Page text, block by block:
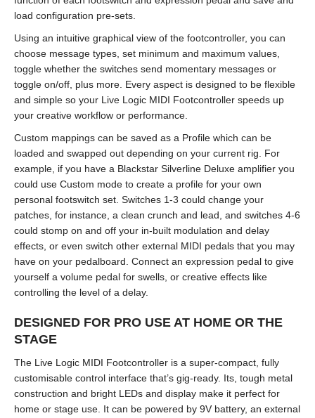
load configuration pre-sets.
Using an intuitive graphical view of the footcontroller, you can
choose message types, set minimum and maximum values,
toggle whether the switches send momentary messages or
toggle on/off, plus more. Every aspect is designed to be flexible
and simple so your Live Logic MIDI Footcontroller speeds up
your creative workflow or performance.
Custom mappings can be saved as a Profile which can be
loaded and swapped out depending on your current rig. For
example, if you have a Blackstar Silverline Deluxe amplifier you
could use Custom mode to create a profile for your own
personal footswitch set. Switches 1-3 could change your
patches, for instance, a clean crunch and lead, and switches 4-6
could stomp on and off your in-built modulation and delay
effects, or even switch other external MIDI pedals that you may
have on your pedalboard. Connect an expression pedal to give
yourself a volume pedal for swells, or creative effects like
controlling the level of a delay.
DESIGNED FOR PRO USE AT HOME OR THE
STAGE
The Live Logic MIDI Footcontroller is a super-compact, fully
customisable control interface that’s gig-ready. Its, tough metal
construction and bright LEDs and display make it perfect for
home or stage use. It can be powered by 9V battery, an external